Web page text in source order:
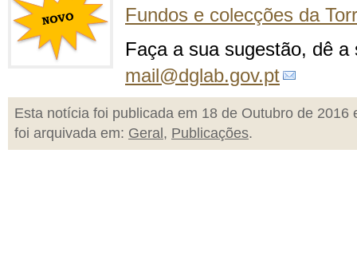
Fundos e colecções da
Faça a sua sugestão, dê a
mail@dglab.gov.pt
Esta notícia foi publicada em 18 de Outubro de 2016
foi arquivada em: Geral , Publicações.